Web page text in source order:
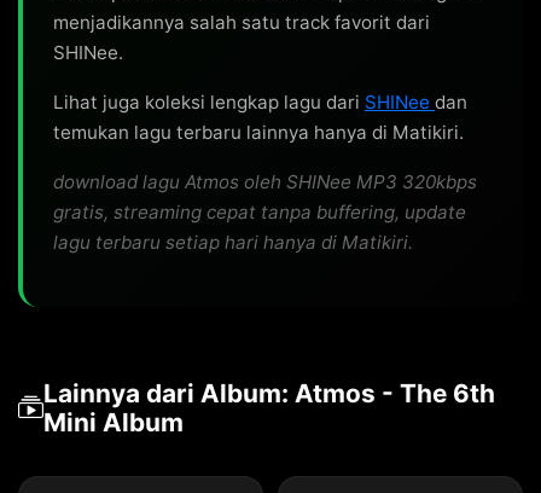
menjadikannya salah satu track favorit dari
SHINee.
Lihat juga koleksi lengkap lagu dari SHINee dan
temukan lagu terbaru lainnya hanya di Matikiri.
download lagu Atmos oleh SHINee MP3 320kbps
gratis, streaming cepat tanpa buffering, update
lagu terbaru setiap hari hanya di Matikiri.
Lainnya dari Album: Atmos - The 6th
Mini Album